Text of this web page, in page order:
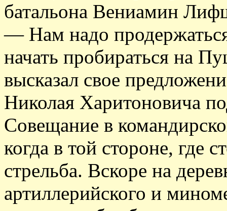
батальона Вениамин
— Нам надо
начать пробираться на
высказал свое
Николая Харитоновича
Совещание в
когда в той стороне, где
стрельба. Вскоре на
артиллерийского и